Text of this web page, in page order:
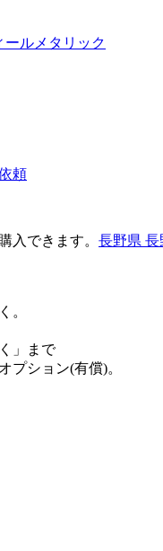
ールメタリック
頼
入できます。 長野県
。
」まで
プション(有償)。